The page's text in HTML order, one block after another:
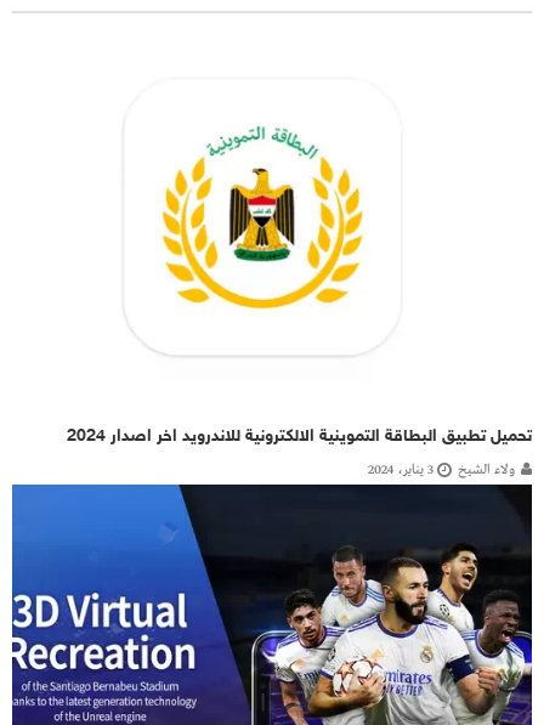
تحميل تطبيق البطاقة التموينية الالكترونية للاندرويد اخر اصدار 2024
ولاء الشيخ 3 يناير، 2024